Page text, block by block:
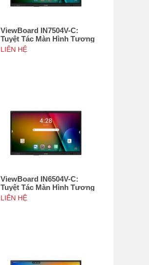
ViewBoard IN7504V-C:
Tuyệt Tác Màn Hình Tương
Tác 75", Tích hợp camera
4K độ phân giải 50MP, NFC
LIÊN HỆ
ViewBoard IN6504V-C:
Tuyệt Tác Màn Hình Tương
Tác 65inch, Tích hợp
camera 4K độ phân giải
LIÊN HỆ